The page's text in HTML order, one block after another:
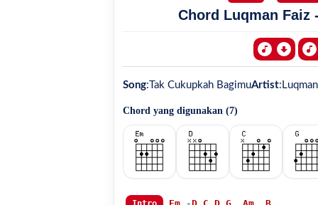
Chord Luqman Faiz
Song: Tak Cukupkah BagimuArtist:
Chord yang digunakan (7)